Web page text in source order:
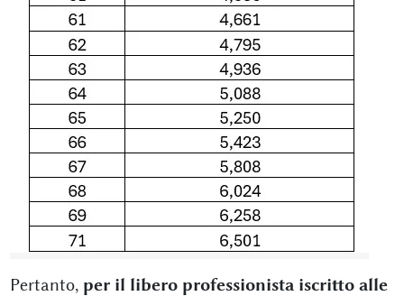
Pertanto, per il libero professionista iscritto alle